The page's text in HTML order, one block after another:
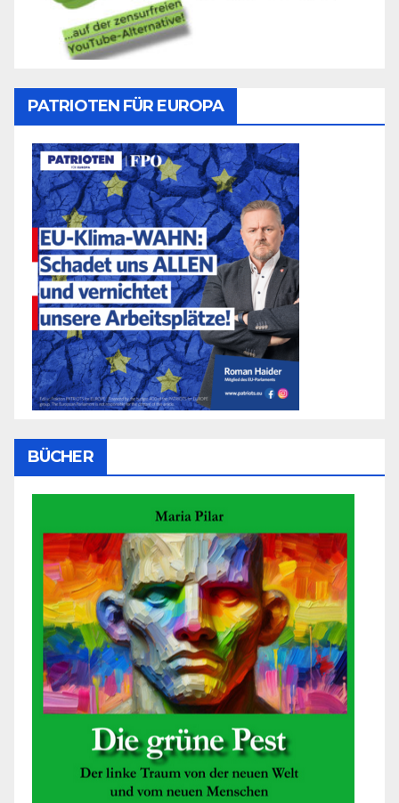
PATRIOTEN FÜR EUROPA
BÜCHER